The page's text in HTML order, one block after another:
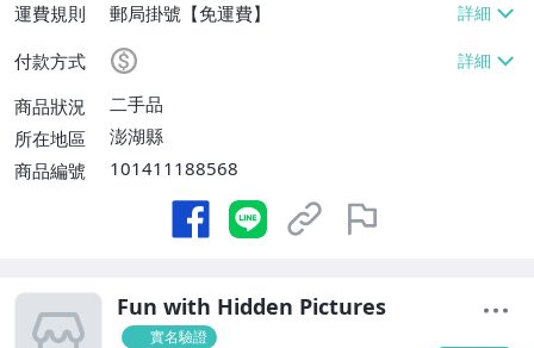
運費規則
郵局掛號【免運費】
付款方式
商品狀況
二手品
所在地區
澎湖縣
商品編號
101411188568
Fun with Hidden Pictures
實名驗證